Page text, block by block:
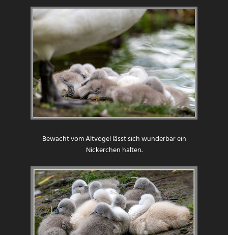
Bewacht vom Altvogel lässt sich wunderbar ein
Nickerchen halten.